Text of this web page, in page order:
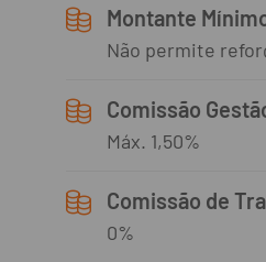
Montante
Não permite
Comissão
Máx. 1,50%
Comissão de
0%